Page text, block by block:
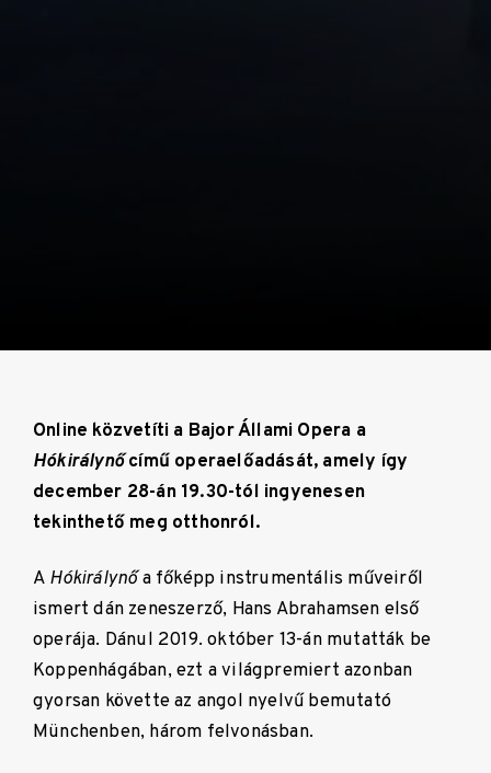
Online közvetíti a Bajor Állami Opera a
Hókirálynőcímű operaelőadását, amely így
december 28-án 19.30-tól ingyenesen
tekinthető meg otthonról.
A Hókirálynőa főképp instrumentális műveiről
ismert dán zeneszerző, Hans Abrahamsen első
operája. Dánul 2019. október 13-án mutatták be
Koppenhágában, ezt a világpremiert azonban
gyorsan követte az angol nyelvű bemutató
Münchenben, három felvonásban.